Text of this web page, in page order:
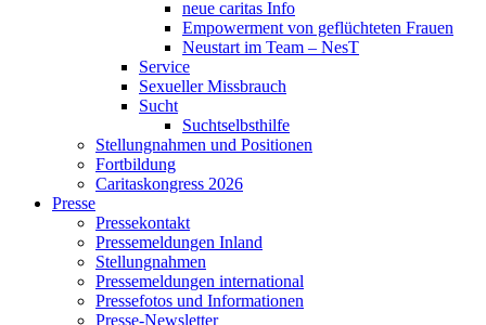
neue caritas Info
Empowerment von geflüchteten Frauen
Neustart im Team – NesT
Service
Sexueller Missbrauch
Sucht
Suchtselbsthilfe
Stellungnahmen und Positionen
Fortbildung
Caritaskongress 2026
Presse
Pressekontakt
Pressemeldungen Inland
Stellungnahmen
Pressemeldungen international
Pressefotos und Informationen
Presse-Newsletter